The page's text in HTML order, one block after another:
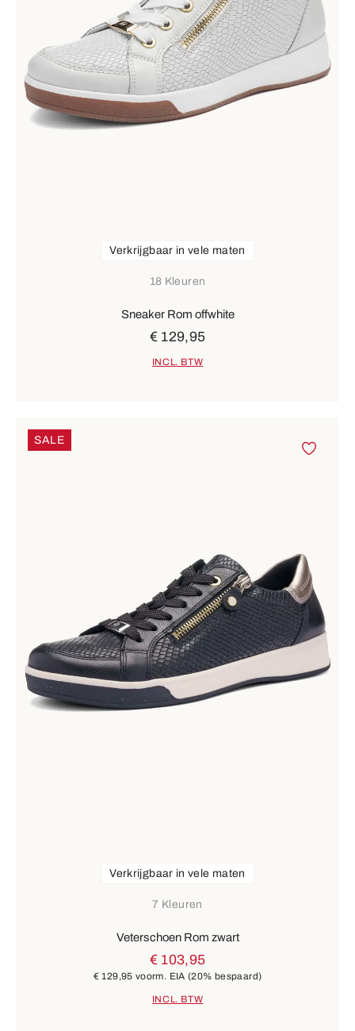
18 Kleuren
Verkrijgbaar in vele maten
Sneaker Rom offwhite
€ 129,95
INCL. BTW
SALE
7 Kleuren
Verkrijgbaar in vele maten
Veterschoen Rom zwart
€ 103,95
€ 129,95 voorm. EIA(20% bespaard)
INCL. BTW